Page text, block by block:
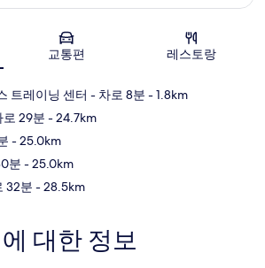
교통편 레스토랑
트레이닝 센터 - 차로 8분 - 1.8km
로 29분 - 24.7km
- 25.0km
분 - 25.0km
32분 - 28.5km
대한 정보